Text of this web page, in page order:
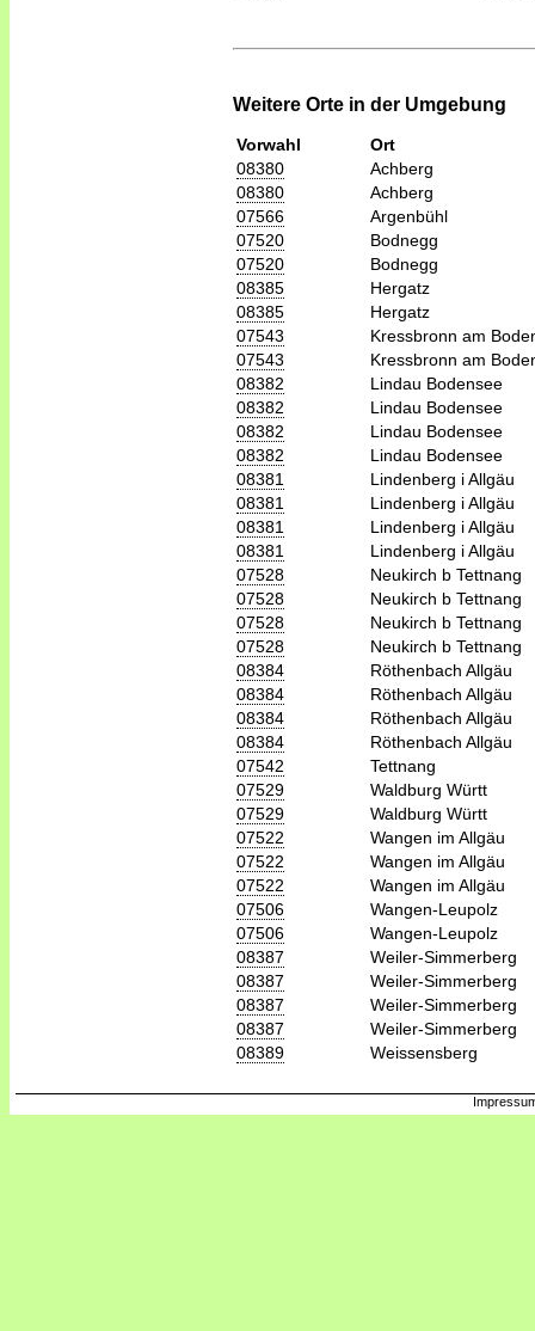
Weitere Orte in der Umgebung
Vorwahl
Ort
08380
Achberg
08380
Achberg
07566
Argenbühl
07520
Bodnegg
07520
Bodnegg
08385
Hergatz
08385
Hergatz
07543
Kressbronn am
07543
Kressbronn am
08382
Lindau Bodensee
08382
Lindau Bodensee
08382
Lindau Bodensee
08382
Lindau Bodensee
08381
Lindenberg i Allgäu
08381
Lindenberg i Allgäu
08381
Lindenberg i Allgäu
08381
Lindenberg i Allgäu
07528
Neukirch b Tettnang
07528
Neukirch b Tettnang
07528
Neukirch b Tettnang
07528
Neukirch b Tettnang
08384
Röthenbach Allgäu
08384
Röthenbach Allgäu
08384
Röthenbach Allgäu
08384
Röthenbach Allgäu
07542
Tettnang
07529
Waldburg Württ
07529
Waldburg Württ
07522
Wangen im Allgäu
07522
Wangen im Allgäu
07522
Wangen im Allgäu
07506
Wangen-Leupolz
07506
Wangen-Leupolz
08387
Weiler-Simmerberg
08387
Weiler-Simmerberg
08387
Weiler-Simmerberg
08387
Weiler-Simmerberg
08389
Weissensberg